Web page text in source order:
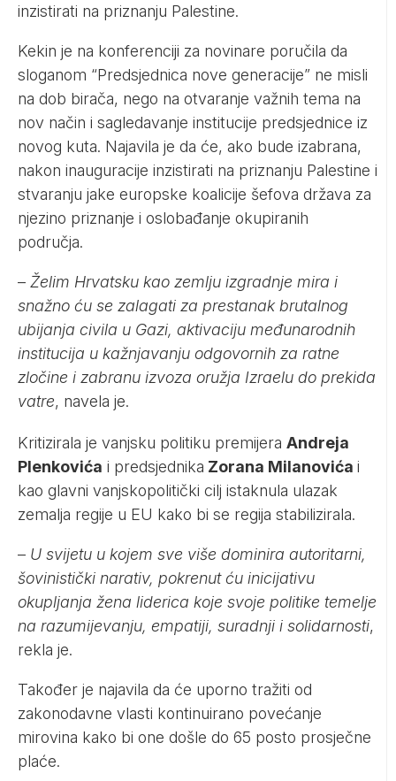
inzistirati na priznanju Palestine.
Kekin je na konferenciji za novinare poručila da
sloganom “Predsjednica nove generacije” ne misli
na dob birača, nego na otvaranje važnih tema na
nov način i sagledavanje institucije predsjednice iz
novog kuta. Najavila je da će, ako bude izabrana,
nakon inauguracije inzistirati na priznanju Palestine i
stvaranju jake europske koalicije šefova država za
njezino priznanje i oslobađanje okupiranih
područja.
– Želim Hrvatsku kao zemlju izgradnje mira i
snažno ću se zalagati za prestanak brutalnog
ubijanja civila u Gazi, aktivaciju međunarodnih
institucija u kažnjavanju odgovornih za ratne
zločine i zabranu izvoza oružja Izraelu do prekida
vatre, navela je.
Kritizirala je vanjsku politiku premijera Andreja
Plenkovića i predsjednika Zorana Milanovića i
kao glavni vanjskopolitički cilj istaknula ulazak
zemalja regije u EU kako bi se regija stabilizirala.
– U svijetu u kojem sve više dominira autoritarni,
šovinistički narativ, pokrenut ću inicijativu
okupljanja žena liderica koje svoje politike temelje
na razumijevanju, empatiji, suradnji i solidarnosti,
rekla je.
Također je najavila da će uporno tražiti od
zakonodavne vlasti kontinuirano povećanje
mirovina kako bi one došle do 65 posto prosječne
plaće.